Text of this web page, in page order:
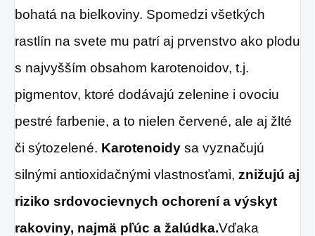
bohatá na bielkoviny. Spomedzi všetkých
rastlín na svete mu patrí aj prvenstvo ako plodu
s najvyšším obsahom karotenoidov, t.j.
pigmentov, ktoré dodávajú zelenine i ovociu
pestré farbenie, a to nielen červené, ale aj žlté
či sýtozelené. Karotenoidy sa vyznačujú
silnými antioxidačnými vlastnosťami, znižujú aj
riziko srdovocievnych ochorení a výskyt
rakoviny, najmä pľúc a žalúdka.Vďaka